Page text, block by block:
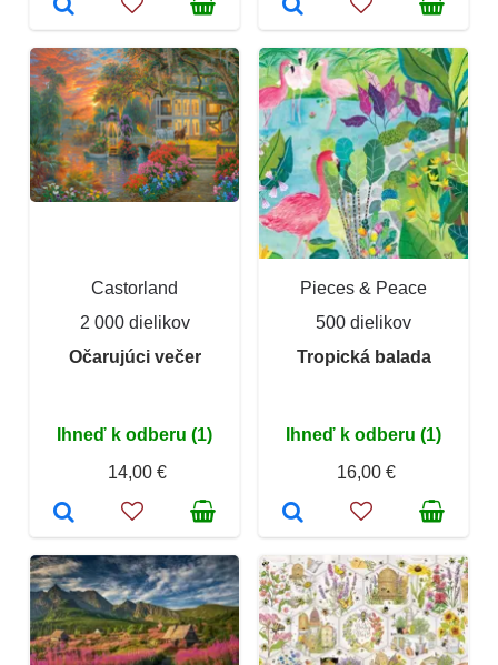
Castorland
2 000 dielikov
Očarujúci večer
Ihneď k odberu (1)
14,00 €
Pieces & Peace
500 dielikov
Tropická balada
Ihneď k odberu (1)
16,00 €